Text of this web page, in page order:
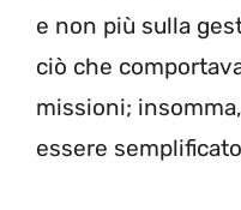
e non più sulla
ciò che
missioni;
essere